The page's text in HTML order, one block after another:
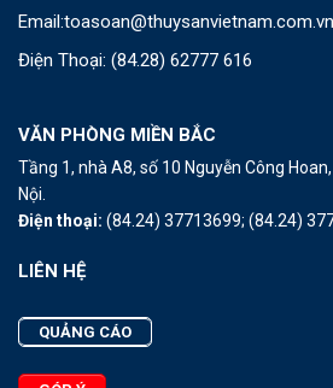
Email:toasoan@thuysanvietnam.com.vn
Điện Thoại: (84.28) 62777 616
VĂN PHÒNG MIỀN BẮC
Tầng 1, nhà A8, số 10 Nguyễn Công
Nội.
Điện thoại: (84.24) 37713699; (84.24)
LIÊN HỆ
QUẢNG CÁO